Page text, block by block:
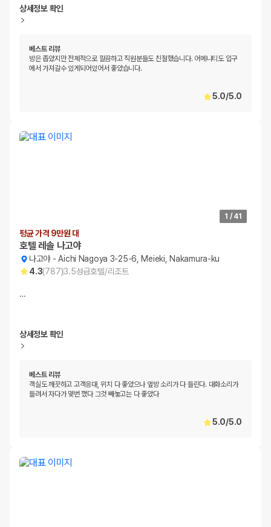
상세정보 확인
베스트 리뷰
방은 좁았지만 전체적으로 깔끔하고 직원분들도 친절했습니다. 어메니티도 입구
에서 가져갈수 있게되어있어서 좋았습니다.
5.0/5.0
1 / 41
평균 가격 9만원 대
호텔 레솔 나고야
나고야-Aichi Nagoya 3-25-6, Meieki, Nakamura-ku
4.3(787)3.5성급호텔/리조트
…
상세정보 확인
베스트 리뷰
객실도 깨끗하고 고객응대, 위치 다 좋았으나 옆방 소리가 다 들린다. 대화소리가
들려서 자다가 몇번 깼다 그것 빼놓고는 다 좋았다
5.0/5.0